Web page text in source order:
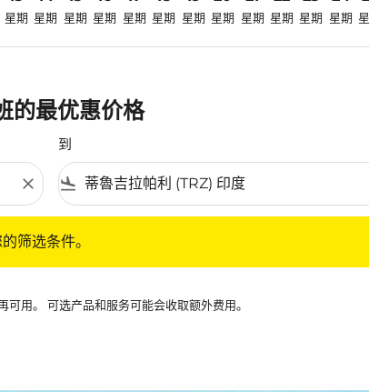
星期 星期 星期 星期 星期 星期 星期 星期 星期 星期 星期 星期
的最优惠价格
close
到
flight_land
筛选条件。
用。 可选产品和服务可能会收取额外费用。